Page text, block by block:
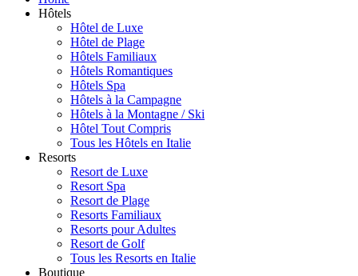
Hôtels
Hôtel de Luxe
Hôtel de Plage
Hôtels Familiaux
Hôtels Romantiques
Hôtels Spa
Hôtels à la Campagne
Hôtels à la Montagne / Ski
Hôtel Tout Compris
Tous les Hôtels en Italie
Resorts
Resort de Luxe
Resort Spa
Resort de Plage
Resorts Familiaux
Resorts pour Adultes
Resort de Golf
Tous les Resorts en Italie
Boutique